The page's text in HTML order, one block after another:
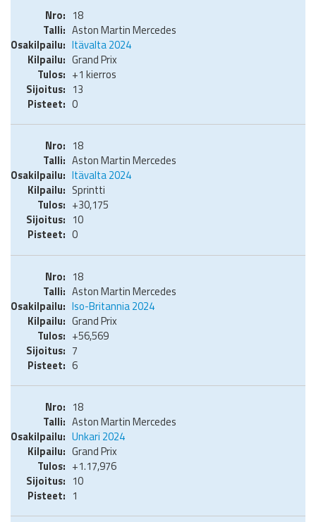
18
Aston Martin Mercedes
Itävalta 2024
Grand Prix
+1 kierros
13
0
18
Aston Martin Mercedes
Itävalta 2024
Sprintti
+30,175
10
0
18
Aston Martin Mercedes
Iso-Britannia 2024
Grand Prix
+56,569
7
6
18
Aston Martin Mercedes
Unkari 2024
Grand Prix
+1.17,976
10
1